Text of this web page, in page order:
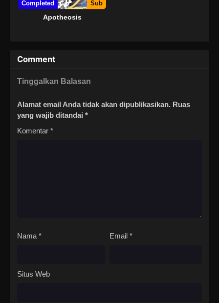
Completed Sub
Apotheosis
Comment
Tinggalkan Balasan
Alamat email Anda tidak akan dipublikasikan. Ruas
yang wajib ditandai *
Komentar *
Nama * Email *
Situs Web